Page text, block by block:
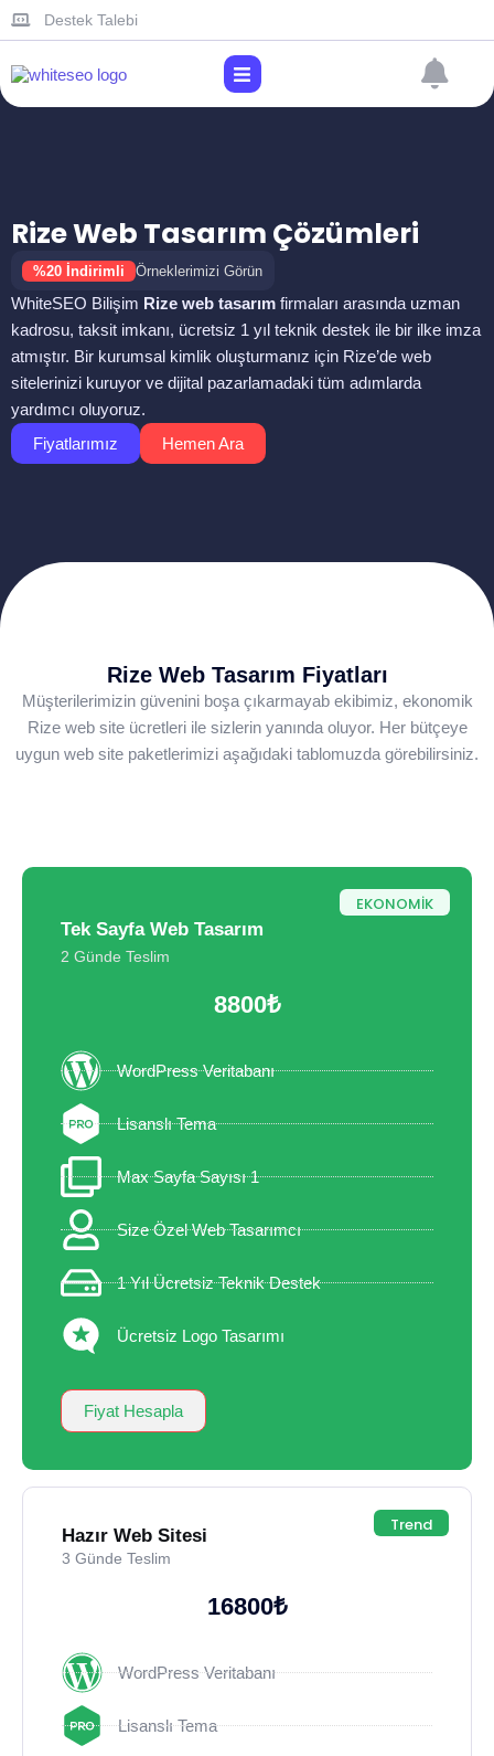
Destek Talebi
Rize Web Tasarım Çözümleri
%20 İndirimli Örneklerimizi Görün
WhiteSEO Bilişim Rize web tasarım firmaları arasında uzman
kadrosu, taksit imkanı, ücretsiz 1 yıl teknik destek ile bir ilke imza
atmıştır. Bir kurumsal kimlik oluşturmanız için Rize’de web
sitelerinizi kuruyor ve dijital pazarlamadaki tüm adımlarda
yardımcı oluyoruz.
Fiyatlarımız
Hemen Ara
Rize Web Tasarım Fiyatları
Müşterilerimizin güvenini boşa çıkarmayab ekibimiz, ekonomik
Rize web site ücretleri ile sizlerin yanında oluyor. Her bütçeye
uygun web site paketlerimizi aşağıdaki tablomuzda görebilirsiniz.
Tek Sayfa Web Tasarım
EKONOMİK
2 Günde Teslim
8800₺
WordPress Veritabanı
Lisanslı Tema
Max Sayfa Sayısı 1
Size Özel Web Tasarımcı
1 Yıl Ücretsiz Teknik Destek
Ücretsiz Logo Tasarımı
Fiyat Hesapla
Hazır Web Sitesi
Trend
3 Günde Teslim
16800₺
WordPress Veritabanı
Lisanslı Tema